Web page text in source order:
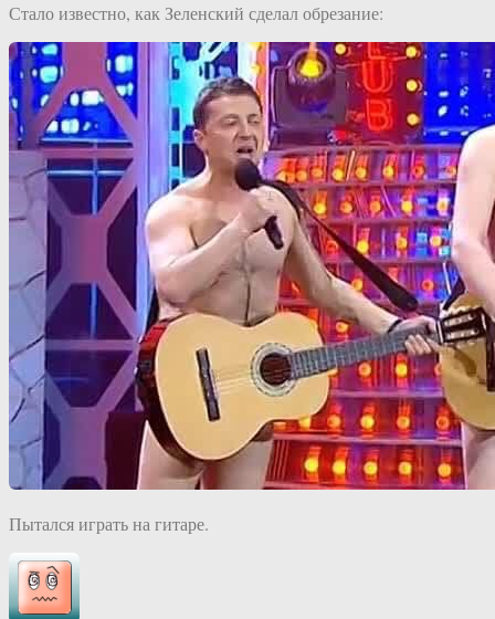
Стало известно, как Зеленский сделал обрезание:
Пытался играть на гитаре.